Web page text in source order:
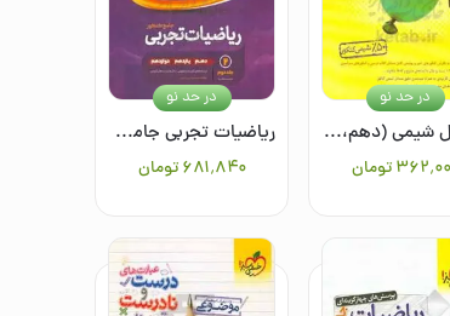
مسایل شیمی (دهم، یازدهم، دوازدهم)
تومان
در حد نو
ریاضیات تجربی جامع (جلد دوم)
۶۸۱٬۸۴۰ تومان
در حد نو